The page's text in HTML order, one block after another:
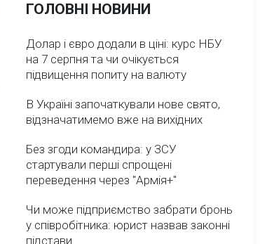
ГОЛОВНІ НОВИНИ
Долар і євро додали в ціні: курс НБУ
на 7 серпня та чи очікується
підвищення попиту на валюту
В Україні започаткували нове свято,
відзначатимемо вже на вихідних
Без згоди командира: у ЗСУ
стартували перші спрощені
переведення через "Армія+"
Чи може підприємство забрати бронь
у співробітника: юрист назвав законні
підстави